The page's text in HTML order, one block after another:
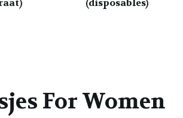
(disposables)
For Women